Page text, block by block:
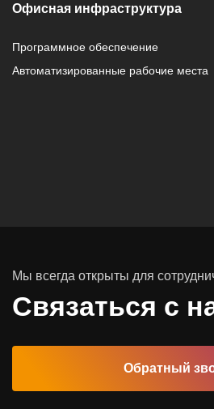
Офисная инфраструктура
Программное обеспечение
Автоматизированные рабочие места
Мы всегда открыты для
Связаться с
Обратный